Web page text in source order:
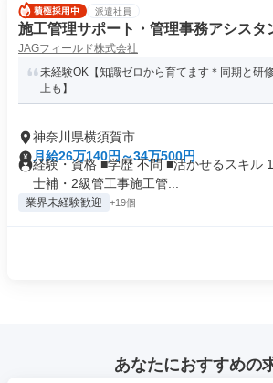
派遣社員
施工管理サポート・管理事務アシスタ
JAGフィールド株式会社
未経験OK【知識ゼロから育てます＊同期と研
上も】
神奈川県横須賀市
月給26万140円～34万500円
経験・資格 ■学歴 不問 ■活かせるスキル
士補・2級管工事施工管...
業界未経験歓迎 +19個
あなたにおすすめの